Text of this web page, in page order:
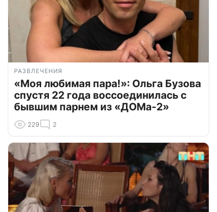
РАЗВЛЕЧЕНИЯ
«Моя любимая пара!»: Ольга Бузова
спустя 22 года воссоединилась с
бывшим парнем из «ДОМа-2»
229 2